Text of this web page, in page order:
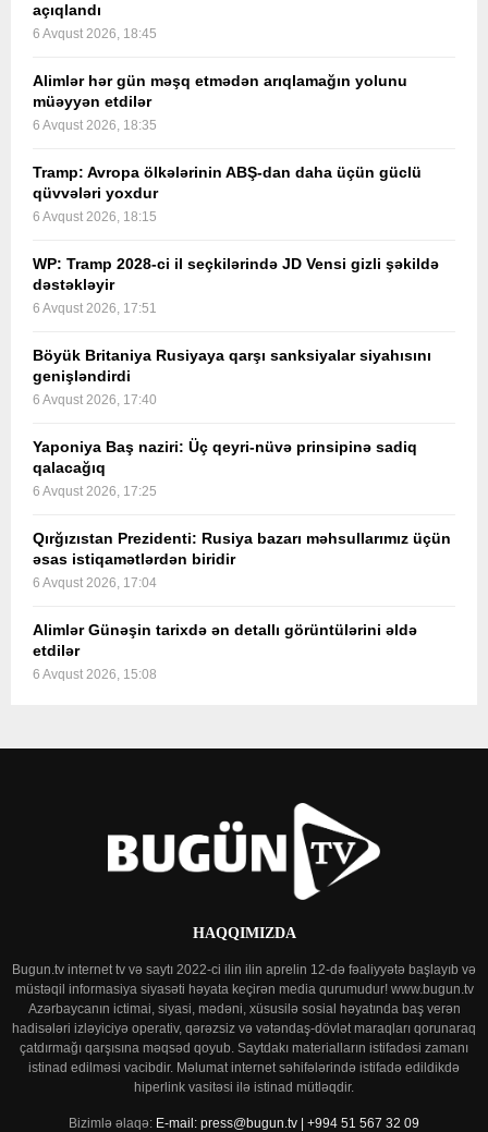
açıqlandı
6 Avqust 2026, 18:45
Alimlər hər gün məşq etmədən arıqlamağın yolunu
müəyyən etdilər
6 Avqust 2026, 18:35
Tramp: Avropa ölkələrinin ABŞ-dan daha üçün güclü
qüvvələri yoxdur
6 Avqust 2026, 18:15
WP: Tramp 2028-ci il seçkilərində JD Vensi gizli şəkildə
dəstəkləyir
6 Avqust 2026, 17:51
Böyük Britaniya Rusiyaya qarşı sanksiyalar siyahısını
genişləndirdi
6 Avqust 2026, 17:40
Yaponiya Baş naziri: Üç qeyri-nüvə prinsipinə sadiq
qalacağıq
6 Avqust 2026, 17:25
Qırğızıstan Prezidenti: Rusiya bazarı məhsullarımız üçün
əsas istiqamətlərdən biridir
6 Avqust 2026, 17:04
Alimlər Günəşin tarixdə ən detallı görüntülərini əldə
etdilər
6 Avqust 2026, 15:08
HAQQIMIZDA
Bugun.tv internet tv və saytı 2022-ci ilin ilin aprelin 12-də fəaliyyətə başlayıb və
müstəqil informasiya siyasəti həyata keçirən media qurumudur! www.bugun.tv
Azərbaycanın ictimai, siyasi, mədəni, xüsusilə sosial həyatında baş verən
hadisələri izləyiciyə operativ, qərəzsiz və vətəndaş-dövlət maraqları qorunaraq
çatdırmağı qarşısına məqsəd qoyub. Saytdakı materialların istifadəsi zamanı
istinad edilməsi vacibdir. Məlumat internet səhifələrində istifadə edildikdə
hiperlink vasitəsi ilə istinad mütləqdir.
Bizimlə əlaqə: E-mail: press@bugun.tv | +994 51 567 32 09